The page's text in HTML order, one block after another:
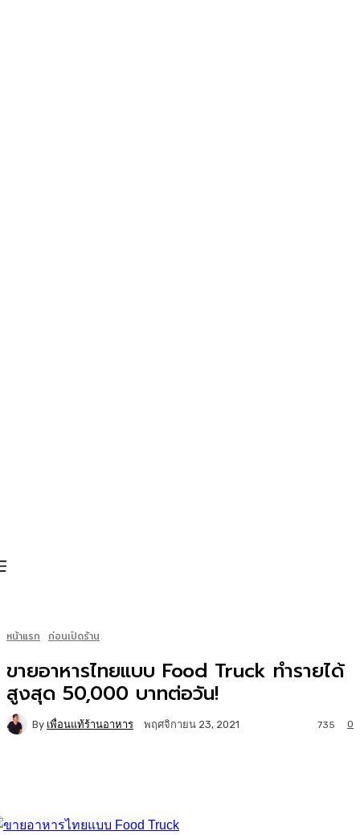
หน้าแรก ก่อนเปิดร้าน
ขายอาหารไทยแบบ Food Truck ทำรายได้
สูงสุด 50,000 บาทต่อวัน!
By เพื่อนแท้ร้านอาหาร พฤศจิกายน 23, 2021 0
735